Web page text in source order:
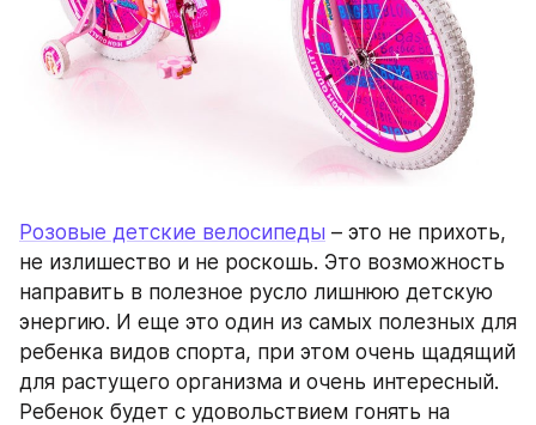
Розовые детские велосипеды – это не прихоть,
не излишество и не роскошь. Это возможность
направить в полезное русло лишнюю детскую
энергию. И еще это один из самых полезных для
ребенка видов спорта, при этом очень щадящий
для растущего организма и очень интересный.
Ребенок будет с удовольствием гонять на